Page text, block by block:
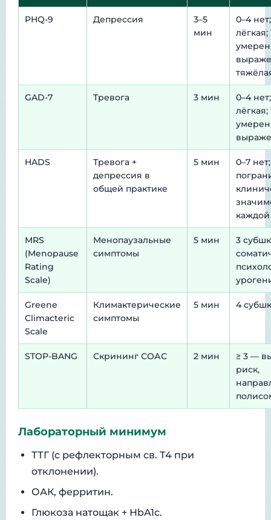
PHQ-9 Депрессия
3–5
мин
0–4
лёгкая;
GAD-7 Тревога 3 мин
0–4
лёгкая;
HADS
Тревога +
депрессия в
общей практике
5 мин
0–7
MRS
(Menopause
Rating
Scale)
Менопаузальные
симптомы
5 мин
3
Greene
Climacteric
Scale
Климактерические
симптомы
5 мин 4
STOP-BANG Скрининг СОАС 2 мин
≥ 3 —
риск,
Лабораторный минимум
ТТГ (с рефлекторным св. Т4 при
отклонении).
ОАК, ферритин.
Глюкоза натощак + HbA1c.